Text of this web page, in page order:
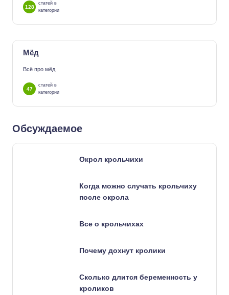
128
статей в
категории
Мёд
Всё про мёд
47
статей в
категории
Обсуждаемое
Окрол крольчихи
Когда можно случать крольчиху
после окрола
Все о крольчихах
Почему дохнут кролики
Сколько длится беременность у
кроликов